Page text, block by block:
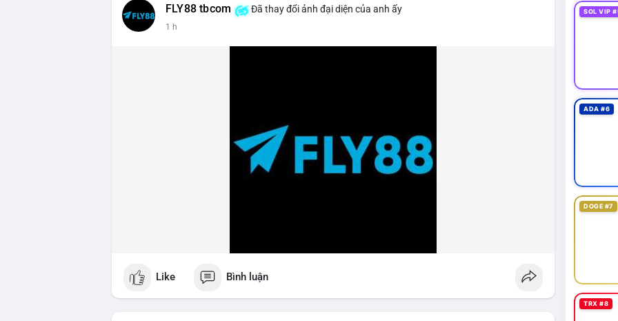
FLY88 tbcom Đã thay đổi ảnh đại diện của anh ấy
1 h
Like Bình luận
SOL VIP
ADA #6
DOGE #7
TRX #8